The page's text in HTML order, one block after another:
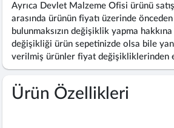
Ayrıca Devlet Malzeme Ofisi ürünü
arasında ürünün fiyatı üzerinde
bulunmaksızın değişiklik yapma
değişikliği ürün sepetinizde olsa bile
verilmiş ürünler fiyat değişikliklerinden
Ürün Özellikleri